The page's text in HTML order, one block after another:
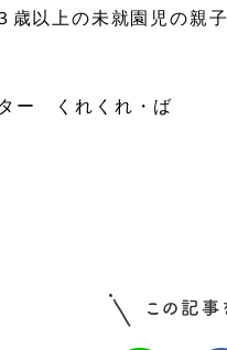
歳以上の未就園児の親子
ー くれくれ・ば